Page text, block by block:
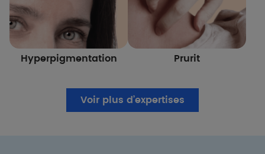
Hyperpigmentation Prurit
Voir plus d’expertises